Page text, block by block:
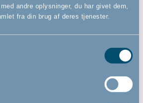
andre oplysninger, du har givet dem,
fra din brug af deres tjenester.